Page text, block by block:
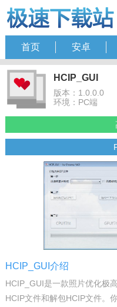
首页 安卓
HCIP_GUI
版本：1.0.0.0
环境：PC端
HCIP_GUI介绍
HCIP_GUI是一款照片优化极
HCIP文件和解包HCIP文件。